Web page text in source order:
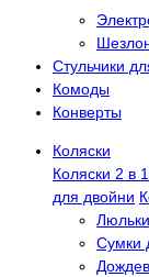
Стульчики
Комоды
Конверты
Коляски
Коляски 2 в 1
для двойни
Люльки
Сумки